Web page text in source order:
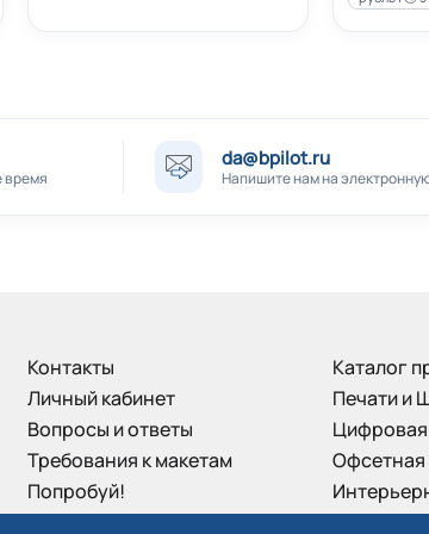
, которые могут быть полностью
время
da@bpilot.ru
Напишите нам на
Контакты
Личный кабинет
Вопросы и ответы
Требования к макетам
Попробуй!
Бонусная программа
Каталог
Печати и
Цифровая
Офсетная